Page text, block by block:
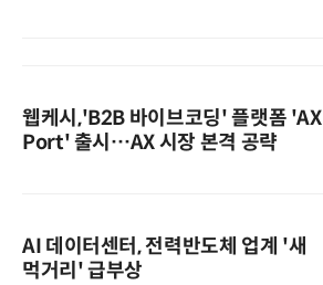
웹케시,'B2B 바이브코딩' 플랫폼 'AX
Port' 출시…AX 시장 본격 공략
AI 데이터센터, 전력반도체 업계 '새
먹거리' 급부상